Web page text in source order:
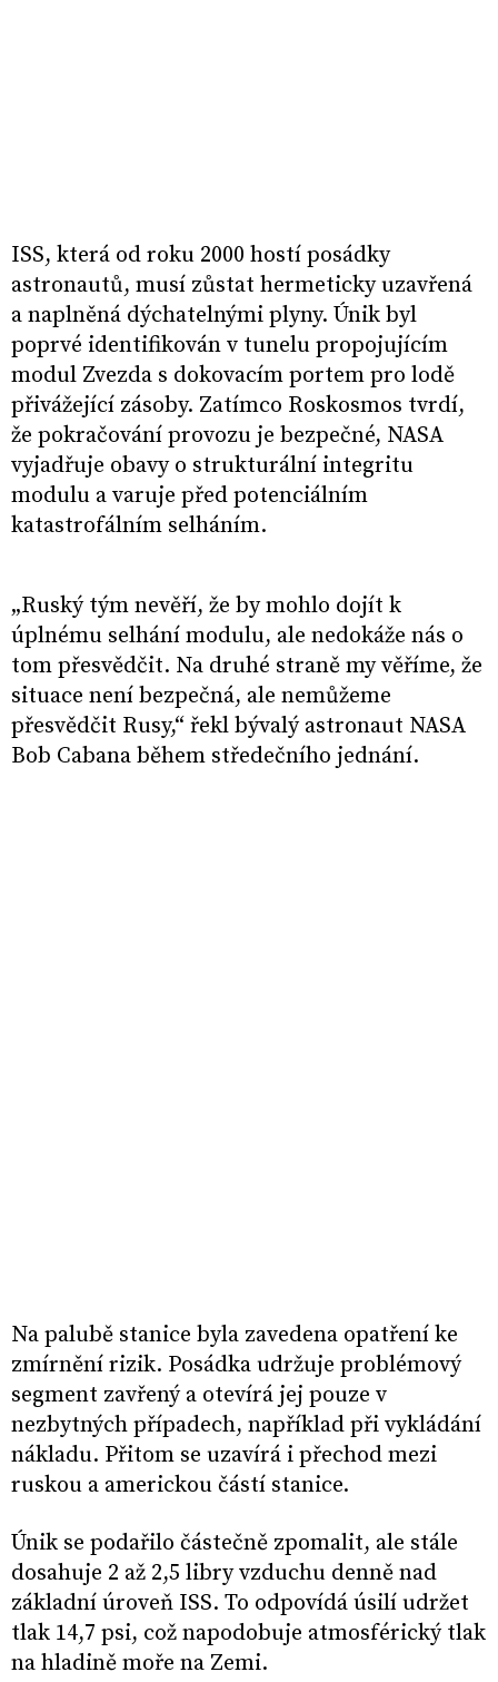
ISS, která od roku 2000 hostí posádky
astronautů, musí zůstat hermeticky uzavřená
a naplněná dýchatelnými plyny. Únik byl
poprvé identifikován v tunelu propojujícím
modul Zvezda s dokovacím portem pro lodě
přivážející zásoby. Zatímco Roskosmos tvrdí,
že pokračování provozu je bezpečné, NASA
vyjadřuje obavy o strukturální integritu
modulu a varuje před potenciálním
katastrofálním selháním.
„Ruský tým nevěří, že by mohlo dojít k
úplnému selhání modulu, ale nedokáže nás o
tom přesvědčit. Na druhé straně my věříme, že
situace není bezpečná, ale nemůžeme
přesvědčit Rusy,“ řekl bývalý astronaut NASA
Bob Cabana během středečního jednání.
Na palubě stanice byla zavedena opatření ke
zmírnění rizik. Posádka udržuje problémový
segment zavřený a otevírá jej pouze v
nezbytných případech, například při vykládání
nákladu. Přitom se uzavírá i přechod mezi
ruskou a americkou částí stanice.
Únik se podařilo částečně zpomalit, ale stále
dosahuje 2 až 2,5 libry vzduchu denně nad
základní úroveň ISS. To odpovídá úsilí udržet
tlak 14,7 psi, což napodobuje atmosférický tlak
na hladině moře na Zemi.